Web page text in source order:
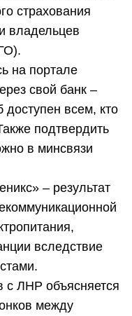
страхования
владельцев
на портале
свой банк –
всем, кто
подтвердить
в минсвязи
– результат
вследствие
с ЛНР объясняется
между